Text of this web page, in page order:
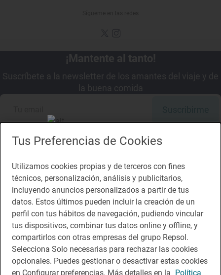
¡Mantente al tanto!
Suscríbete a la newsletter de los amantes del viaje y de
la buena comida
Descárgate la App
App Store Google Play
Guía Repsol
Comer
Viajar
Enlaces
Contacto
Sala de prensa
Tus Preferencias de Cookies
Utilizamos cookies propias y de terceros con fines
técnicos, personalización, análisis y publicitarios,
incluyendo anuncios personalizados a partir de tus
datos. Estos últimos pueden incluir la creación de un
perfil con tus hábitos de navegación, pudiendo vincular
tus dispositivos, combinar tus datos online y offline, y
compartirlos con otras empresas del grupo Repsol.
Selecciona Solo necesarias para rechazar las cookies
opcionales. Puedes gestionar o desactivar estas cookies
en Configurar preferencias. Más detalles en la Política